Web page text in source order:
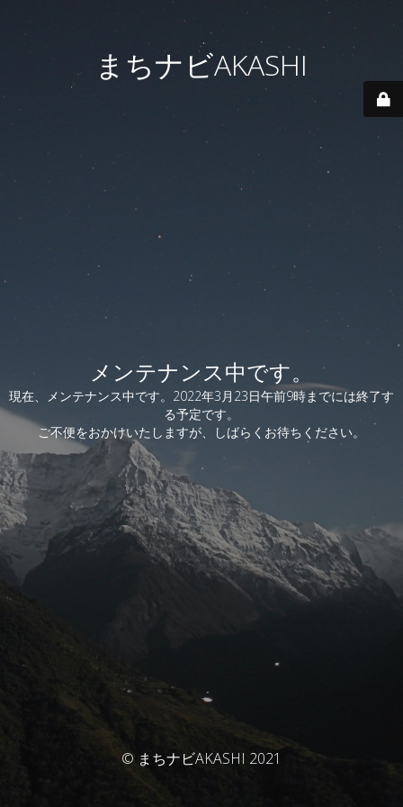
まちナビAKASHI
メンテナンス中です。
現在、メンテナンス中です。2022年3月23日午前9時までには終了す
る予定です。
ご不便をおかけいたしますが、しばらくお待ちください。
© まちナビAKASHI 2021